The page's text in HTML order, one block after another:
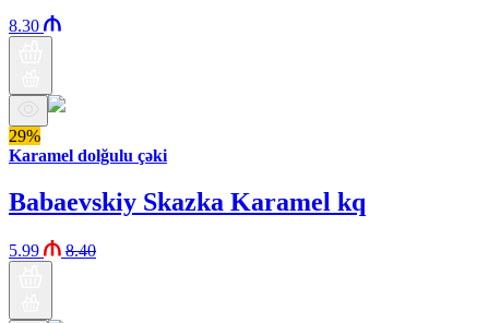
8.30
29%
Karamel dolğulu çəki
Babaevskiy Skazka Karamel kq
5.99 8.40